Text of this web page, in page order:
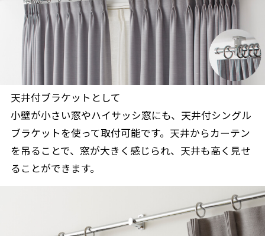
天井付ブラケットとして
小壁が小さい窓やハイサッシ窓にも、天井付シングル
ブラケットを使って取付可能です。天井からカーテン
を吊ることで、窓が大きく感じられ、天井も高く見せ
ることができます。